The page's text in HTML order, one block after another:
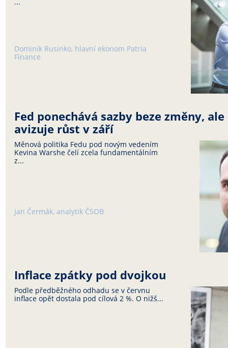
Dominik Rusinko, hlavní ekonom Patria
Finance
Fed ponechává sazby beze změny,
avizuje růst v září
Měnová politika Fedu pod novým vedením
Kevina Warshe čelí zcela fundamentálním
z...
Jan Čermák, analytik ČSOB
Inflace zpátky pod dvojkou
Podle předběžného odhadu se v červnu
inflace opět dostala pod cílová 2 %. O nižš...